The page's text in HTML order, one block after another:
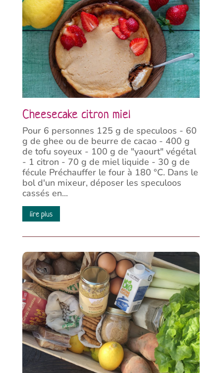
Cheesecake citron miel
Pour 6 personnes 125 g de speculoos - 60
g de ghee ou de beurre de cacao - 400 g
de tofu soyeux - 100 g de "yaourt" végétal
- 1 citron - 70 g de miel liquide - 30 g de
fécule Préchauffer le four à 180 °C. Dans le
bol d'un mixeur, déposer les speculoos
cassés en...
lire plus